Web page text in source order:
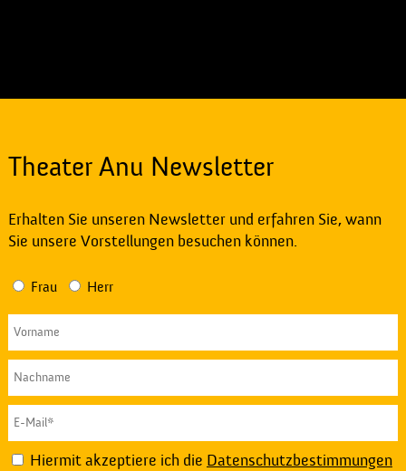
Theater Anu Newsletter
Erhalten Sie unseren Newsletter und erfahren Sie, wann
Sie unsere Vorstellungen besuchen können.
Frau Herr
Hiermit akzeptiere ich die Datenschutzbestimmungen